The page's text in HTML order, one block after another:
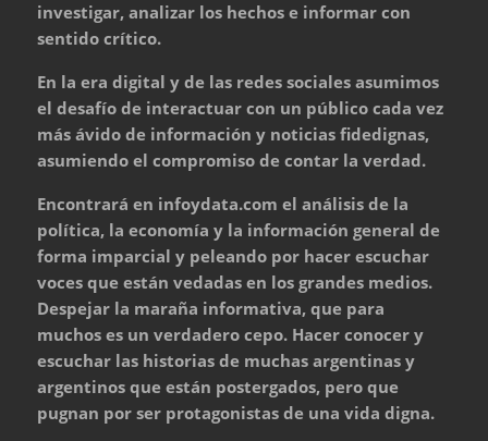
investigar, analizar los hechos e informar con
sentido crítico.
En la era digital y de las redes sociales asumimos
el desafío de interactuar con un público cada vez
más ávido de información y noticias fidedignas,
asumiendo el compromiso de contar la verdad.
Encontrará en infoydata.com el análisis de la
política, la economía y la información general de
forma imparcial y peleando por hacer escuchar
voces que están vedadas en los grandes medios.
Despejar la maraña informativa, que para
muchos es un verdadero cepo. Hacer conocer y
escuchar las historias de muchas argentinas y
argentinos que están postergados, pero que
pugnan por ser protagonistas de una vida digna.